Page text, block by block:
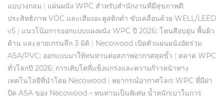
แบบวงกลม | แผ่นผนัง WPC สำหรับสำนักงานที่มีสุขภาพดี:
ประสิทธิภาพ VOC และเสียงอะคูสติกต่ำ ขับเคลื่อนด้วย WELL/LEED
v5 | แนวโน้มการออกแบบแผงผนัง WPC ปี 2026: โทนสีอบอุ่น พื้นผิว
ด้าน และลายเกรนลึก 3 มิติ | Necowood เปิดตัวแผ่นผนังอัดร่วม
ASA/PVC: ออกแบบมาให้ทนทานต่อสภาพอากาศสุดขั้ว | ตลาด WPC
ทั่วโลกปี 2026: การเติบโตที่แข็งแกร่งและความก้าวหน้าทาง
เทคโนโลยีที่นำโดย Necowood | พยากรณ์อากาศโลก: WPC ที่มีฝา
ปิด ASA ของ Necowood – ทนทานเป็นพิเศษ น้ำหนักเบาในการ